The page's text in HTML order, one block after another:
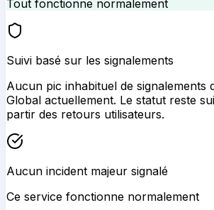
Tout fonctionne normalement
Suivi basé sur les signalements
Aucun pic inhabituel de signalements
Global actuellement. Le statut reste
partir des retours utilisateurs.
Aucun incident majeur signalé
Ce service fonctionne normalement